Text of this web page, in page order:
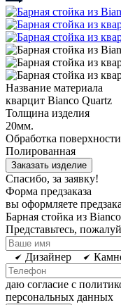
Название материала
кварцит Bianco Quartz
Толщина изделия
20мм.
Обработка поверхности
Полированная
Заказать изделие
Спасибо, за заявку!
Форма предзаказа
вы оформляете
Барная стойка из
Представьтесь,
Дизайнер
даю согласие с
персональных данных